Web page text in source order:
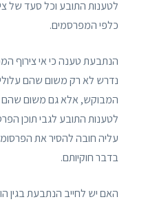
לטענות התובע וכל סעד של
כלפי המפרסמים.
הנתבעת טענה כי אי צירוף
נדרש לא רק משום שהם
המבוקש, אלא גם משום שהם
לטענות התובע לגבי תוכן
עליה חובה להסיר את
בדבר חוקיותם.
האם יש לחייב הנתבעת בגין